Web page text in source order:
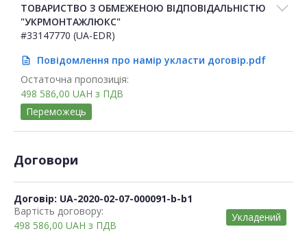
ТОВАРИСТВО З ОБМЕЖЕНОЮ ВІДПОВІДАЛЬНІСТЮ
"УКРМОНТАЖЛЮКС"
#33147770 (UA-EDR)
description
Повідомлення про намір укласти договір.pdf
Остаточна пропозиція:
498 586,00 UAH з ПДВ
Переможець
Договори
Договір: UA-2020-02-07-000091-b-b1
Вартість договору:
498 586,00 UAH з ПДВ
Укладений